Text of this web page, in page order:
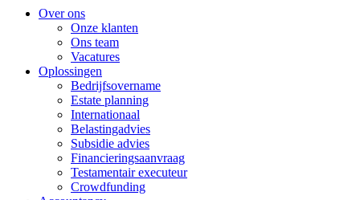
Over ons
Onze klanten
Ons team
Vacatures
Oplossingen
Bedrijfsovername
Estate planning
Internationaal
Belastingadvies
Subsidie advies
Financieringsaanvraag
Testamentair executeur
Crowdfunding